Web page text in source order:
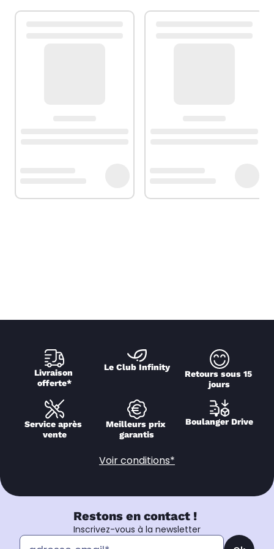
Livraison
offerte*
Le Club Infinity
Retours sous 15
jours
Service après
vente
Meilleurs prix
garantis
Boulanger Drive
Voir conditions*
Restons en contact !
Inscrivez-vous à la newsletter